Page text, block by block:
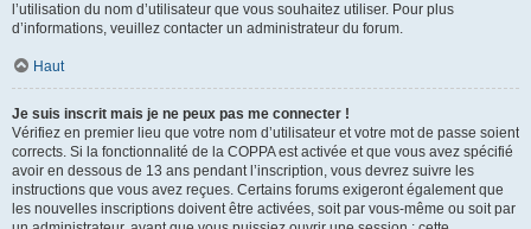
l’utilisation du nom d’utilisateur que vous souhaitez utiliser. Pour plus
d’informations, veuillez contacter un administrateur du forum.
Haut
Je suis inscrit mais je ne peux pas me connecter !
Vérifiez en premier lieu que votre nom d’utilisateur et votre mot de passe soient
corrects. Si la fonctionnalité de la COPPA est activée et que vous avez spécifié
avoir en dessous de 13 ans pendant l’inscription, vous devrez suivre les
instructions que vous avez reçues. Certains forums exigeront également que
les nouvelles inscriptions doivent être activées, soit par vous-même ou soit par